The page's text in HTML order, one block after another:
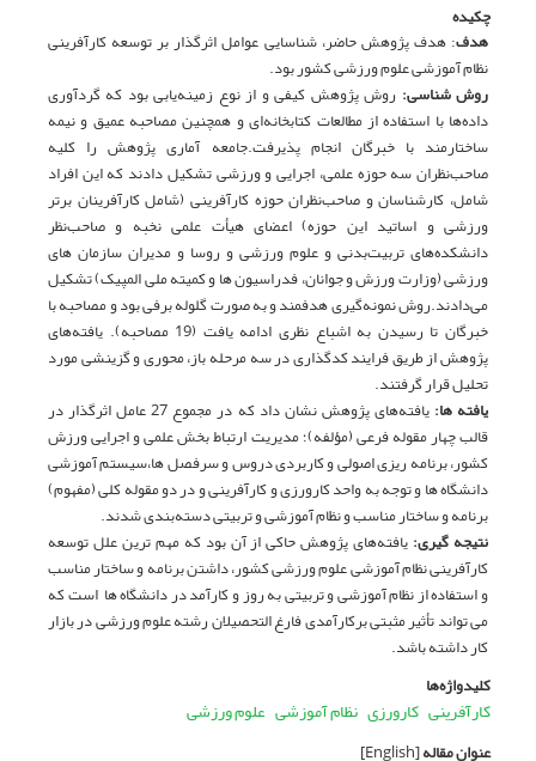
چکیده
هدف: هدف پژوهش حاضر، شناسایی عوامل اثرگذار بر توسعه کارآفرینی
نظام آموزشی علوم ورزشی کشور بود.
روش شناسی: روش پژوهش کیفی و از نوع زمینه‌یابی بود که گردآوری
داده‌ها با استفاده از مطالعات کتابخانه‌ای و همچنین مصاحبه عمیق و نیمه
ساختارمند با خبرگان انجام پذیرفت.جامعه آماری پژوهش را کلیه
صاحب‌نظران سه حوزه علمی، اجرایی و ورزشی تشکیل دادند که این افراد
شامل، کارشناسان و صاحب‌نظران حوزه کارآفرینی (شامل کارآفرینان برتر
ورزشی و اساتید این حوزه) اعضای هیأت علمی نخبه و صاحب‌نظر
دانشکده‌های تربیت‌بدنی و علوم ورزشی و روسا و مدیران سازمان های
ورزشی (وزارت ورزش و جوانان، فدراسیون ها و کمیته ملی المپیک) تشکیل
می‌دادند.روش نمونه‌گیری هدفمند و به صورت گلوله برفی بود و مصاحبه با
خبرگان تا رسیدن به اشباع نظری ادامه یافت (19 مصاحبه). یافته‌های
پژوهش از طریق فرایند کدگذاری در سه مرحله باز، محوری و گزینشی مورد
تحلیل قرار گرفتند.
یافته ها:
یافته‌های پژوهش نشان داد که در مجموع 27 عامل اثرگذار در
قالب چهار مقوله فرعی (مؤلفه)؛ مدیریت ارتباط بخش علمی و اجرایی ورزش
کشور، برنامه ریزی اصولی و کاربردی دروس و سرفصل ها،سیستم آموزشی
دانشگاه ها و توجه به واحد کارورزی و کارآفرینی و در دو مقوله کلی (مفهوم)
برنامه و ساختار مناسب و نظام آموزشی و تربیتی دسته‌بندی شدند.
نتیجه گیری: یافته‌های پژوهش حاکی از آن بود که مهم ترین علل توسعه
کارآفرینی نظام آموزشی علوم ورزشی کشور، داشتن برنامه و ساختار مناسب
و استفاده از نظام آموزشی و تربیتی به روز و کارآمد در دانشگاه ها است که
می تواند تأثیر مثبتی برکارآمدی فارغ التحصیلان رشته علوم ورزشی در بازار
کار داشته باشد.
کلیدواژه‌ها
کارآفرینی کارورزی نظام آموزشی علوم ورزشی
عنوان مقاله[English]